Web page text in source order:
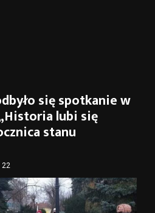
się spotkanie w
lubi się
stanu
22